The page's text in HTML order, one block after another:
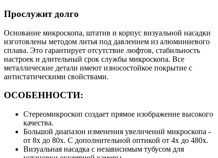
Прослужит долго
Основание микроскопа, штатив и корпус визуальной насадки
изготовлены методом литья под давлением из алюминиевого
сплава. Это гарантирует отсутствие люфтов, стабильность
настроек и длительный срок службы микроскопа. Все
металлические детали имеют износостойкое покрытие с
антистатическими свойствами.
ОСОБЕННОСТИ:
Стереомикроскоп создает прямое изображение высокого
качества.
Большой диапазон изменения увеличений микроскопа -
от 8х до 80х. С дополнительной оптикой от 4х до 480х.
Визуальная насадка с независимым тубусом для